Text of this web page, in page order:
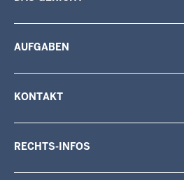
AUFGABEN
KONTAKT
RECHTS-INFOS